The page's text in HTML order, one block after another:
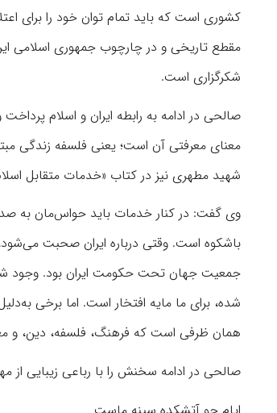
کشوری است که باید تمام توان خود را برای
مقطع تاریخی و در چارچوب جمهوری اسلامی
شکرگزاری است.
صالحی در ادامه به رابطه ایران و اسلام
معنای معرفتی آن است؛ یعنی فلسفه زندگی
شهید مطهری نیز در کتاب «خدمات متقابل
وی گفت: در کنار خدمات باید حواس‌مان به
باشکوه است. وقتی درباره ایران صحبت می‌شود،
جمعیت جهان تحت حکومت ایران بود. وجود
شده، برای ما مایه افتخار است. اما برخی
همان ظرفی است که فرهنگ، فلسفه، دین، و
صالحی در ادامه سخنش را با رباعی زیبایی